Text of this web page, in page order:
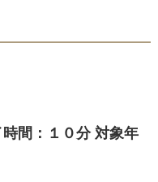
間：１０分 対象年